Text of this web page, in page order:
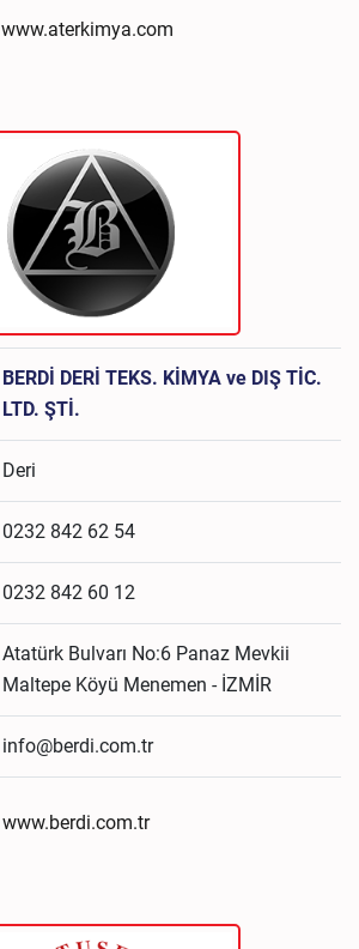
www.aterkimya.com
BERDİ DERİ TEKS. KİMYA ve DIŞ TİC.
LTD. ŞTİ.
Deri
0232 842 62 54
0232 842 60 12
Atatürk Bulvarı No:6 Panaz Mevkii
Maltepe Köyü Menemen - İZMİR
info@berdi.com.tr
www.berdi.com.tr